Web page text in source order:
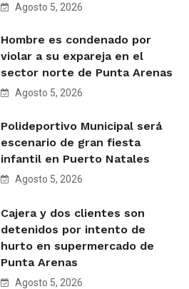
Agosto 5, 2026
Hombre es condenado por
violar a su expareja en el
sector norte de Punta Arenas
Agosto 5, 2026
Polideportivo Municipal será
escenario de gran fiesta
infantil en Puerto Natales
Agosto 5, 2026
Cajera y dos clientes son
detenidos por intento de
hurto en supermercado de
Punta Arenas
Agosto 5, 2026